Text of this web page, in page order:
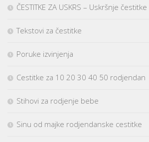
ČESTITKE ZA USKRS – Uskršnje čestitke
Tekstovi za čestitke
Poruke izvinjenja
Cestitke za 10 20 30 40 50 rodjendan
Stihovi za rodjenje bebe
Sinu od majke rodjendanske cestitke